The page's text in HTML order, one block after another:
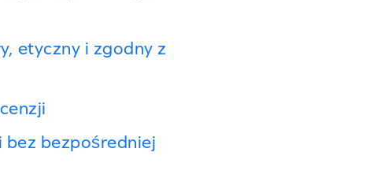
etyczny i zgodny z
bez bezpośredniej